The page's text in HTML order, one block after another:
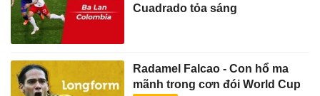
Cuadrado tỏa sáng
Radamel Falcao - Con hổ ma
mãnh trong cơn đói World Cup